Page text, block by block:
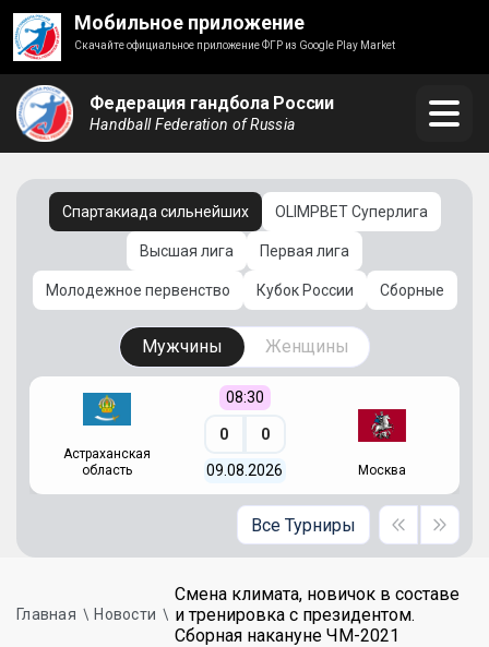
Мобильное приложение
Скачайте официальное приложение ФГР из Google Play Market
Федерация гандбола России
Handball Federation of Russia
Спартакиада сильнейших OLIMPBET Суперлига
Высшая лига Первая лига
Молодежное первенство Кубок России Сборные
Мужчины Женщины
Астраханская
область
08:30
0 0
09.08.2026 Москва
Все Турниры
Главная Новости
Смена климата, новичок в составе
и тренировка с президентом.
Сборная накануне ЧМ-2021